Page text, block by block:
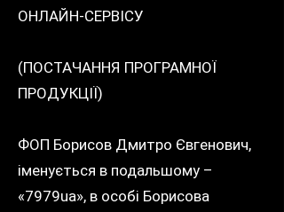
ОНЛАЙН-СЕРВІСУ
(ПОСТАЧАННЯ ПРОГРАМНОЇ
ПРОДУКЦІЇ)
ФОП Борисов Дмитро Євгенович,
іменується в подальшому –
«7979ua», в особі Борисова